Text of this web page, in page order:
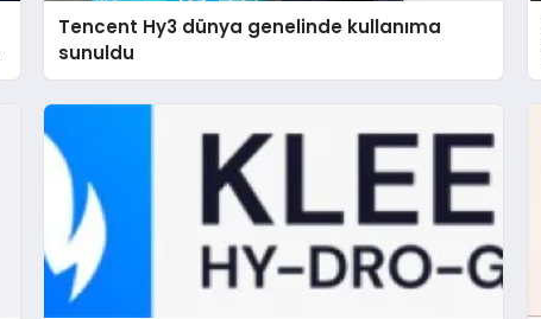
Tencent Hy3 dünya genelinde kullanıma
sunuldu